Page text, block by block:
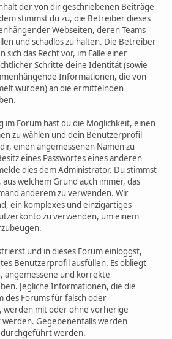
der von dir geschriebenen Beiträge
stimmst du zu, die Betreiber dieses
Webseiten, deren Teams
und schadlos zu halten. Die Betreiber
sich das Recht vor, im Falle einer
Schritte deine Identität (sowie
Informationen, die von
wurden) an die ermittelnden
im Forum hast du die Möglichkeit, einen
zu wählen und dein Benutzerprofil
einen angemessenen Namen zu
eines Passwortes eines anderen
dies dem Administrator. Du stimmst
welchem Grund auch immer, das
anderem zu verwenden. Wir
ein komplexes und einzigartiges
zu verwenden, um einem
und in dieses Forum einloggst,
Benutzerprofil ausfüllen. Es obliegt
angemessene und korrekte
Jegliche Informationen, die die
des Forums für falsch oder
werden mit oder ohne vorherige
Gegebenenfalls werden
werden.